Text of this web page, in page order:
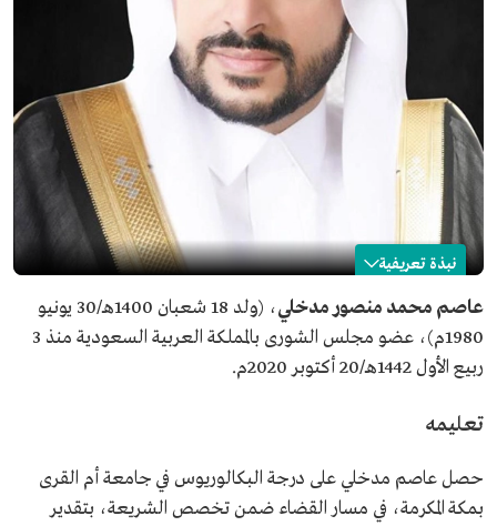
نبذة تعريفية
عاصم مدخلي
الاسم
عاصم مدخلي.
تاريخ الميلاد
1980م.
تاريخ التعيين
المؤهلات العلمية
بكالوريوس من جامعة أم القرى في تخصص الشريعة.
ماجستير من جامعة الملك عبدالعزيز في تخصص القانون.
دكتوراه في القانون من جامعة نيس صوفيا أنتيبوليس.
عاصم محمد منصور مدخلي
، (ولد 18 شعبان 1400هـ/30 يونيو
1980م)، عضو مجلس الشورى بالمملكة العربية السعودية منذ 3
ربيع الأول 1442هـ/20 أكتوبر 2020م.
تعليمه
حصل عاصم مدخلي على درجة البكالوريوس في جامعة أم القرى
بمكة المكرمة، في مسار القضاء ضمن تخصص الشريعة، بتقدير